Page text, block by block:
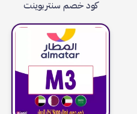
كود خصم سنتربوينت